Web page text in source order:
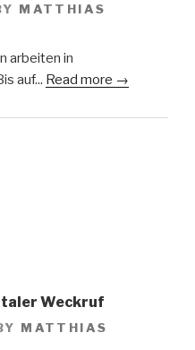
MATTHIAS
arbeiten in
auf... Read more →
Weckruf
MATTHIAS